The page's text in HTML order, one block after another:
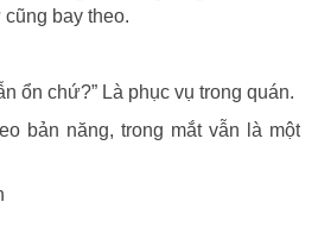
bay theo.
ổn chứ?” Là phục vụ trong quán.
bản năng, trong mắt vẫn là một